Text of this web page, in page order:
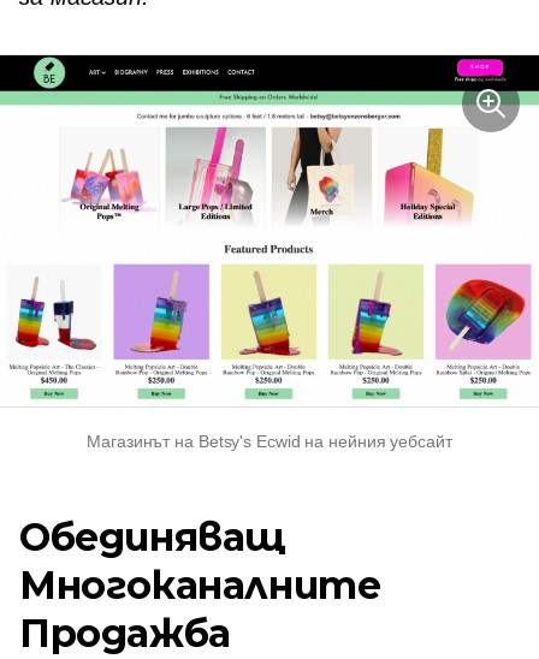
Магазинът на Betsy's Ecwid на нейния уебсайт
Обединяващ
Многоканалните
Продажба